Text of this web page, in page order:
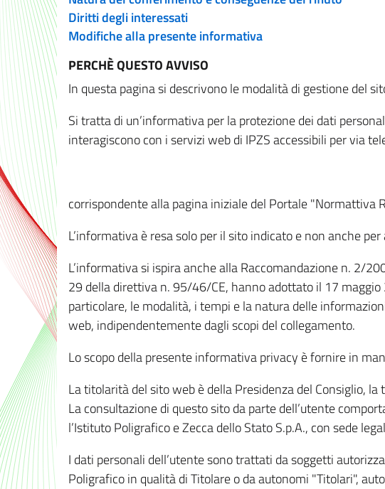
Diritti degli interessati
Modifiche alla presente informativa
PERCHÈ QUESTO AVVISO
In questa pagina si descrivono le modalità di gestione del
Si tratta di un’informativa per la protezione dei dati
interagiscono con i servizi web di IPZS accessibili per via
corrispondente alla pagina iniziale del Portale "Normattiva
L’informativa è resa solo per il sito indicato e non anche
L’informativa si ispira anche alla Raccomandazione n. 2/
29 della direttiva n. 95/46/CE, hanno adottato il 17
particolare, le modalità, i tempi e la natura delle
web, indipendentemente dagli scopi del collegamento.
Lo scopo della presente informativa privacy è fornire in
La titolarità del sito web è della Presidenza del Consiglio,
La consultazione di questo sito da parte dell’utente
l’Istituto Poligrafico e Zecca dello Stato S.p.A., con sede
I dati personali dell’utente sono trattati da soggetti
Poligrafico in qualità di Titolare o da autonomi "Titolari",